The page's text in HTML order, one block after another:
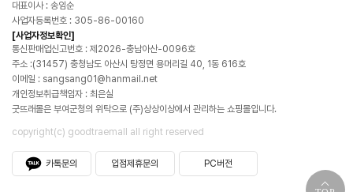
대표이사 : 송임순
사업자등록번호 : 305-86-00160
[사업자정보확인]
통신판매업신고번호 : 제2026-충남아산-0096호
주소 :(31457) 충청남도 아산시 탕정면 용머리길 40, 1동 616호
이메일 : sangsang01@hanmail.net
개인정보취급책임자 : 최은실
굿뜨래몰은 부여군청의 위탁으로 (주)상상이상에서 관리하는 쇼핑몰입니다.
copyright(c) goodtraemall all right reserved
카톡문의 입점제휴문의 PC버전